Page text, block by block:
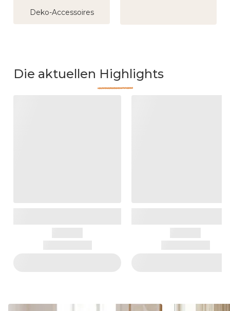
Deko-Accessoires
Die aktuellen Highlights